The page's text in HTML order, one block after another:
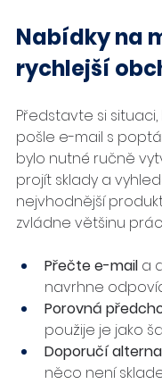
Nabídky na
rychlejší
Představte si situaci,
pošle e-mail s
bylo nutné ručně
projít sklady a
nejvhodnější
zvládne většinu
Přečte e-mail a
navrhne
Porovná
použije je jako
Doporučí
něco není